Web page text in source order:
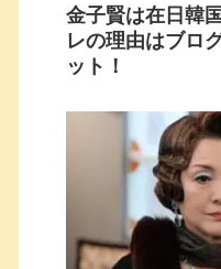
金子賢は在日韓
レの理由はブロ
ット！